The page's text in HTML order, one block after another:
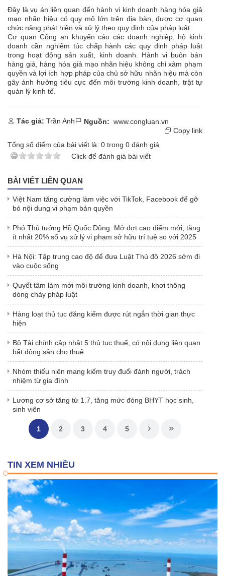
Đây là vụ án liên quan đến hành vi kinh doanh hàng hóa giả
mạo nhãn hiệu có quy mô lớn trên địa bàn, được cơ quan
chức năng phát hiện và xử lý theo quy định của pháp luật.
Cơ quan Công an khuyến cáo các doanh nghiệp, hộ kinh
doanh cần nghiêm túc chấp hành các quy định pháp luật
trong hoạt động sản xuất, kinh doanh. Hành vi buôn bán
hàng giả, hàng hóa giả mạo nhãn hiệu không chỉ xâm phạm
quyền và lợi ích hợp pháp của chủ sở hữu nhãn hiệu mà còn
gây ảnh hưởng tiêu cực đến môi trường kinh doanh, trật tự
quản lý kinh tế.​
Tác giả: Trần Anh Nguồn: www.congluan.vn
Copy link
Tổng số điểm của bài viết là: 0 trong 0 đánh giá
Click để đánh giá bài viết
BÀI VIẾT LIÊN QUAN
Việt Nam tăng cường làm việc với TikTok, Facebook để gỡ
bỏ nội dung vi phạm bản quyền
Phó Thủ tướng Hồ Quốc Dũng: Mở đợt cao điểm mới, tăng
ít nhất 20% số vụ xử lý vi phạm sở hữu trí tuệ so với 2025
Hà Nội: Tập trung cao độ để đưa Luật Thủ đô 2026 sớm đi
vào cuộc sống
Quyết tâm làm mới môi trường kinh doanh, khơi thông
dòng chảy pháp luật
Hàng loạt thủ tục đăng kiểm được rút ngắn thời gian thực
hiện
Bộ Tài chính cập nhật 5 thủ tục thuế, có nội dung liên quan
bất động sản cho thuê
Nhóm thiếu niên mang kiếm truy đuổi đánh người, trách
nhiệm từ gia đình
Lương cơ sở tăng từ 1.7, tăng mức đóng BHYT học sinh,
sinh viên
1 2 3 4 5
TIN XEM NHIỀU